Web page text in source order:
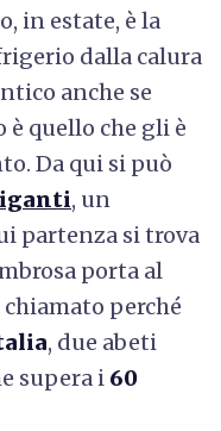
in estate, è la
dalla calura
anche se
quello che gli è
Da qui si può
, un
partenza si trova
porta al
chiamato perché
, due abeti
supera i 60